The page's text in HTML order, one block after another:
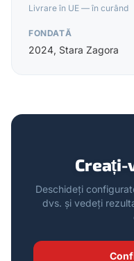
Livrare în UE — în curând
FONDATĂ
2024, Stara Zagora
Creați-
Deschideți
dvs. și vedeți